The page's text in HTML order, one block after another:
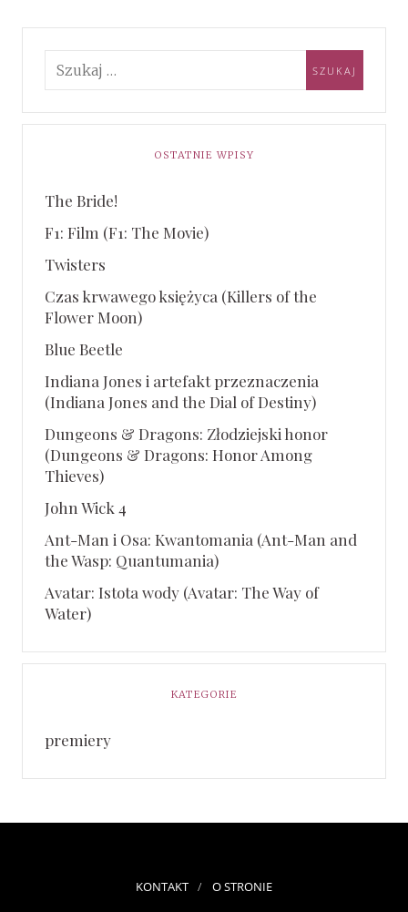
OSTATNIE WPISY
The Bride!
F1: Film (F1: The Movie)
Twisters
Czas krwawego księżyca (Killers of the
Flower Moon)
Blue Beetle
Indiana Jones i artefakt przeznaczenia
(Indiana Jones and the Dial of Destiny)
Dungeons & Dragons: Złodziejski honor
(Dungeons & Dragons: Honor Among
Thieves)
John Wick 4
Ant-Man i Osa: Kwantomania (Ant-Man and
the Wasp: Quantumania)
Avatar: Istota wody (Avatar: The Way of
Water)
KATEGORIE
premiery
KONTAKT O STRONIE